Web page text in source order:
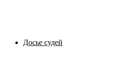
Досье судей